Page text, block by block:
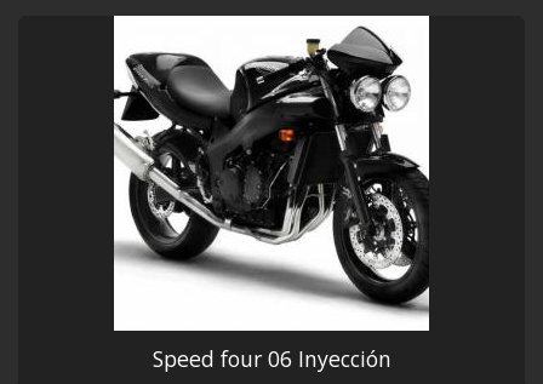
Speed four 06 Inyección